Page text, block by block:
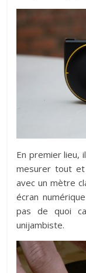
En premier lieu,
mesurer tout et
avec un mètre
écran
pas de quoi
unijambiste.